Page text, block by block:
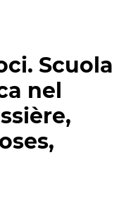
Scuola
nel